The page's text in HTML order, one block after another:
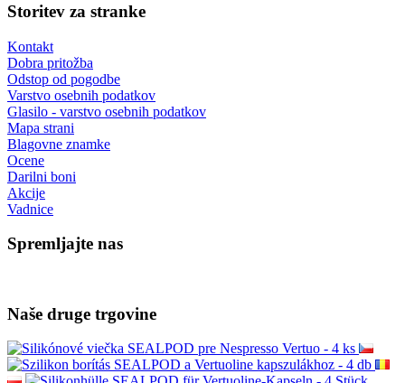
Storitev za stranke
Kontakt
Dobra pritožba
Odstop od pogodbe
Varstvo osebnih podatkov
Glasilo - varstvo osebnih podatkov
Mapa strani
Blagovne znamke
Ocene
Darilni boni
Akcije
Vadnice
Spremljajte nas
Naše druge trgovine